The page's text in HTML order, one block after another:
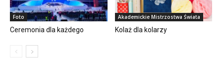
Foto
Ceremonia dla każdego
Akademickie Mistrzostwa Świata
Kolaż dla kolarzy